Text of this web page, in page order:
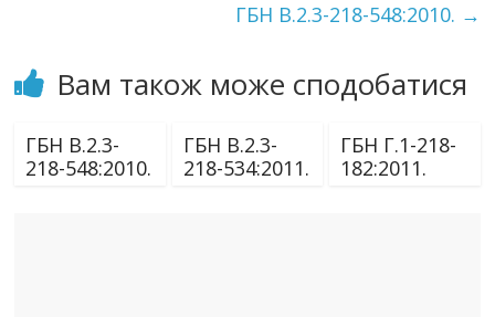
ГБН В.2.3-218-548:2010. →
Вам також може сподобатися
ГБН В.2.3-
218-548:2010.
ГБН В.2.3-
218-534:2011.
ГБН Г.1-218-
182:2011.